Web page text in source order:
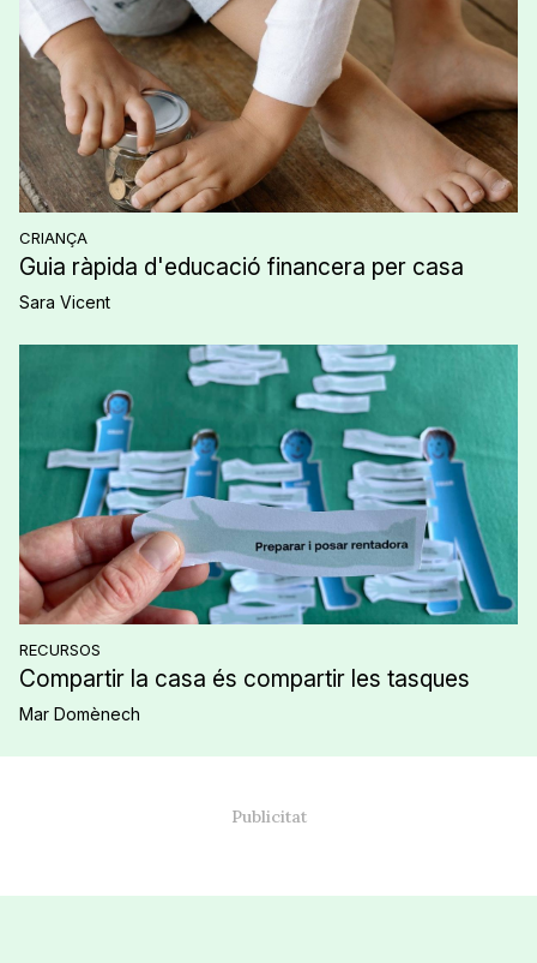
CRIANÇA
Guia ràpida d'educació financera per casa
Sara Vicent
RECURSOS
Compartir la casa és compartir les tasques
Mar Domènech